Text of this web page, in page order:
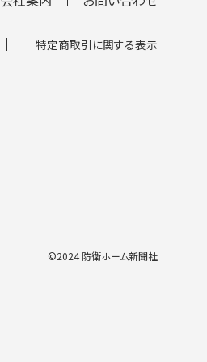
特定商取引に関する表示
©2024 防衛ホーム新聞社